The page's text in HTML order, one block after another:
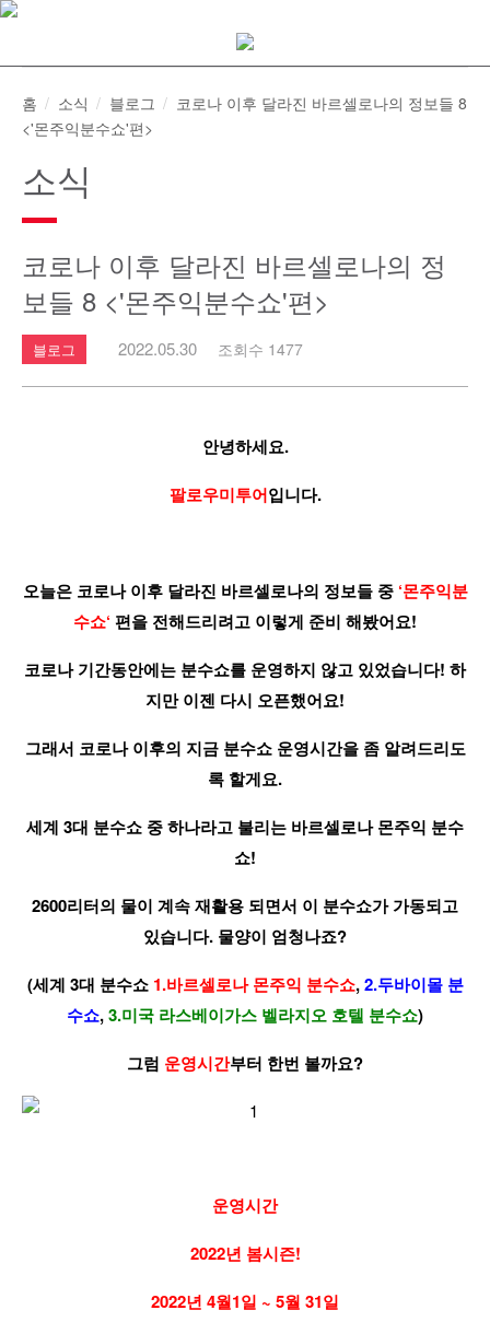
Skip
홈 소식 블로그
코로나 이후 달라진 바르셀로나의 정보들 8
<'몬주익분수쇼'편>
소식
코로나 이후 달라진 바르셀로나의 정
보들 8 <'몬주익분수쇼'편>
블로그 2022.05.30 조회수 1477
안녕하세요.
팔로우미투어입니다.
오늘은 코로나 이후 달라진 바르셀로나의 정보들 중 ‘몬주익분
수쇼‘ 편을 전해드리려고 이렇게 준비 해봤어요!
코로나 기간동안에는 분수쇼를 운영하지 않고 있었습니다! 하
지만 이젠 다시 오픈했어요!
그래서 코로나 이후의 지금 분수쇼 운영시간을 좀 알려드리도
록 할게요.
세계 3대 분수쇼 중 하나라고 불리는 바르셀로나 몬주익 분수
쇼!
2600리터의 물이 계속 재활용 되면서 이 분수쇼가 가동되고
있습니다. 물양이 엄청나죠?
(세계 3대 분수쇼 1.바르셀로나 몬주익 분수쇼,2.두바이몰 분
수쇼,3.미국 라스베이가스 벨라지오 호텔 분수쇼)
그럼 운영시간부터 한번 볼까요?
운영시간
2022년 봄시즌!
2022년 4월1일 ~ 5월 31일